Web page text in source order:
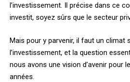
l’investissement. Il précise dans ce
investit, soyez sûrs que le secteur
Mais pour y parvenir, il faut un climat
l’investissement, et la question
nous avons une vision d’avenir pour
années.